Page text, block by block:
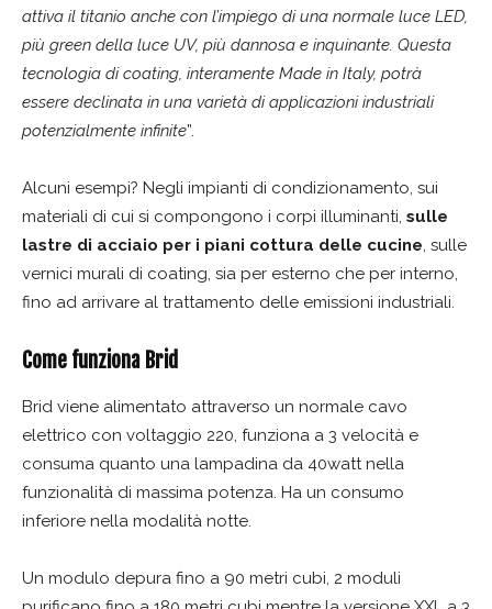
attiva il titanio anche con l’impiego di una normale luce LED,
più green della luce UV, più dannosa e inquinante. Questa
tecnologia di coating, interamente Made in Italy, potrà
essere declinata in una varietà di applicazioni industriali
potenzialmente infinite”.
Alcuni esempi? Negli impianti di condizionamento, sui
materiali di cui si compongono i corpi illuminanti, sulle
lastre di acciaio per i piani cottura delle cucine, sulle
vernici murali di coating, sia per esterno che per interno,
fino ad arrivare al trattamento delle emissioni industriali.
Come funziona Brid
Brid viene alimentato attraverso un normale cavo
elettrico con voltaggio 220, funziona a 3 velocità e
consuma quanto una lampadina da 40watt nella
funzionalità di massima potenza. Ha un consumo
inferiore nella modalità notte.
Un modulo depura fino a 90 metri cubi, 2 moduli